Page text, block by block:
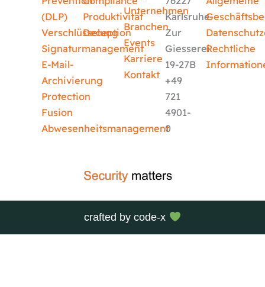
(DLP)
Verschlüsselung
Signaturmanagement
E-Mail-
Archivierung
Protection
Fusion
Abwesenheitsmanagement
Produktivität
Deception
Unternehmen
Branchen
Events
Karriere
Kontakt
Karlsruhe
Zur
Giesserei
19-27B
+49
721
4901-
0
Rechtliche
crafted bycode-x